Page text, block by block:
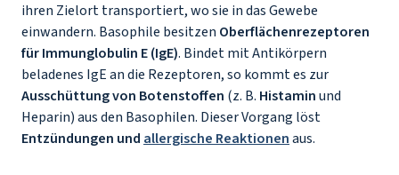
ihren Zielort transportiert, wo sie in das Gewebe
einwandern. Basophile besitzen Oberflächenrezeptoren
für Immunglobulin E (IgE). Bindet mit Antikörpern
beladenes IgE an die Rezeptoren, so kommt es zur
Ausschüttung von Botenstoffen (z. B. Histaminund
Heparin) aus den Basophilen. Dieser Vorgang löst
Entzündungen und allergische Reaktionenaus.